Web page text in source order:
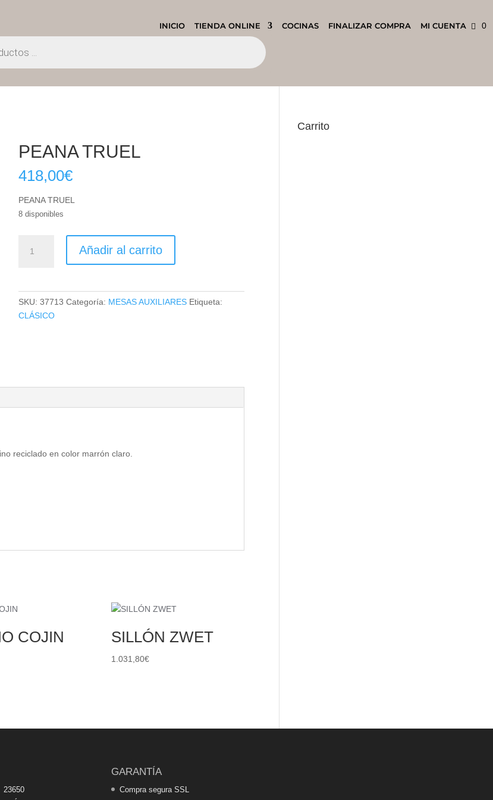
INICIO TIENDA ONLINE COCINAS FINALIZAR COMPRA MI CUENTA
0
PEANA TRUEL
418,00€
PEANA TRUEL
8 disponibles
TRUEL
Añadir al carrito
SKU:37713 Categoría: MESAS AUXILIARES Etiqueta:
CLÁSICO
reciclado en color marrón claro.
COJIN SILLÓN ZWET
1.031,80€
Carrito
23650
GARANTÍA
Compra segura SSL